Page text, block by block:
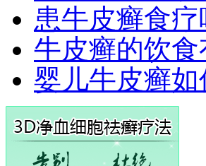
患牛皮癣食
牛皮癣的饮
婴儿牛皮癣如